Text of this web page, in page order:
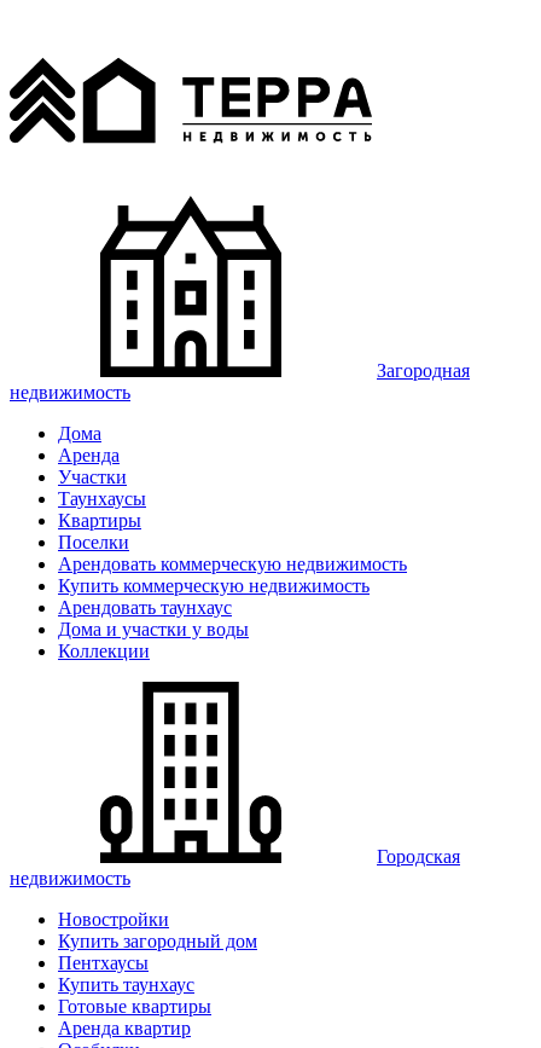
Загородная
недвижимость
Дома
Аренда
Участки
Таунхаусы
Квартиры
Поселки
Арендовать коммерческую недвижимость
Купить коммерческую недвижимость
Арендовать таунхаус
Дома и участки у воды
Коллекции
Городская
недвижимость
Новостройки
Купить загородный дом
Пентхаусы
Купить таунхаус
Готовые квартиры
Аренда квартир